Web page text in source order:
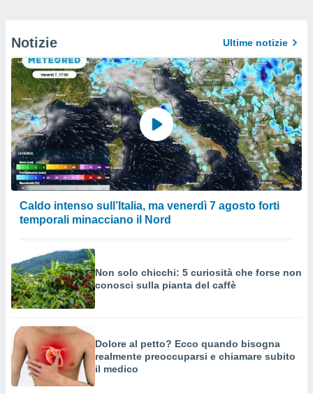
Notizie Ultime notizie
Caldo intenso sull’Italia, ma venerdì 7 agosto forti
temporali minacciano il Nord
Non solo chicchi: 5 curiosità che forse non
conosci sulla pianta del caffè
Dolore al petto? Ecco quando bisogna
realmente preoccuparsi e chiamare subito
il medico